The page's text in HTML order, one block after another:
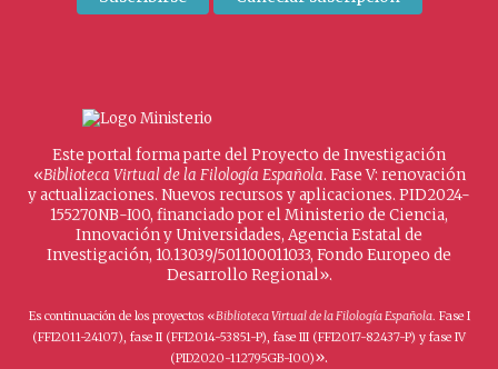
Este portal forma parte del Proyecto de Investigación
«Biblioteca Virtual de la Filología Española. Fase V: renovación
y actualizaciones. Nuevos recursos y aplicaciones. PID2024-
155270NB-I00, financiado por el Ministerio de Ciencia,
Innovación y Universidades, Agencia Estatal de
Investigación, 10.13039/501100011033, Fondo Europeo de
Desarrollo Regional».
Es continuación de los proyectos «Biblioteca Virtual de la Filología Española. Fase I
(FFI2011-24107), fase II (FFI2014-53851-P), fase III (FFI2017-82437-P) y fase IV
(PID2020-112795GB-I00)».